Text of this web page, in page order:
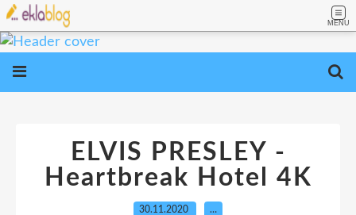
MENU
ELVIS PRESLEY -
Heartbreak Hotel 4K
30.11.2020 …